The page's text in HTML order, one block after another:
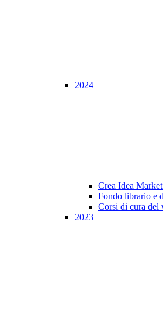
2024
Crea Idea
Fondo librario e
Corsi di cura del
2023